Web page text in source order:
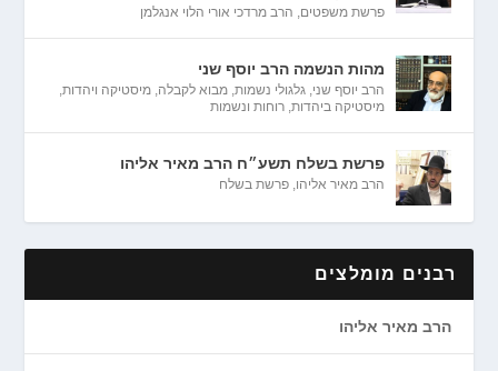
פרשת משפטים, הרב מרדכי אורי הלוי אנגלמן
מהות הנשמה הרב יוסף שני
הרב יוסף שני,גלגולי נשמות,מבוא לקבלה,מיסטיקה ויהדות,
מיסטיקה ביהדות,רוחות ונשמות
פרשת בשלח תשע״ח הרב מאיר אליהו
הרב מאיר אליהו,פרשת בשלח
רבנים מומלצים
הרב מאיר אליהו